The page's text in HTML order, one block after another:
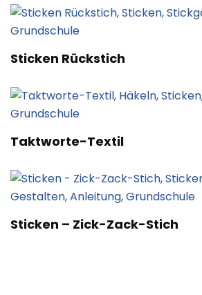
Sticken Rückstich
Taktworte-Textil
Sticken – Zick-Zack-Stich